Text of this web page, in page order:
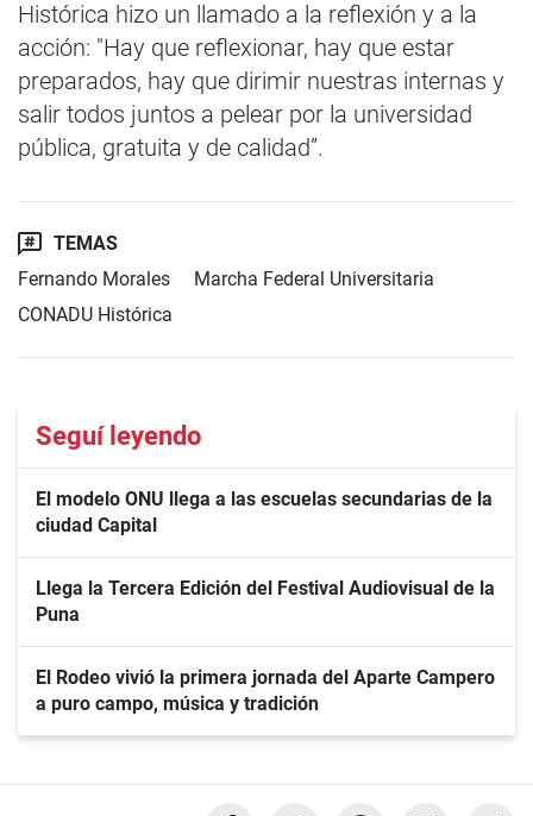
Histórica hizo un llamado a la reflexión y a la
acción: "Hay que reflexionar, hay que estar
preparados, hay que dirimir nuestras internas y
salir todos juntos a pelear por la universidad
pública, gratuita y de calidad”.
TEMAS
Fernando Morales
Marcha Federal Universitaria
CONADU Histórica
Seguí leyendo
El modelo ONU llega a las escuelas secundarias de la
ciudad Capital
Llega la Tercera Edición del Festival Audiovisual de la
Puna
El Rodeo vivió la primera jornada del Aparte Campero
a puro campo, música y tradición